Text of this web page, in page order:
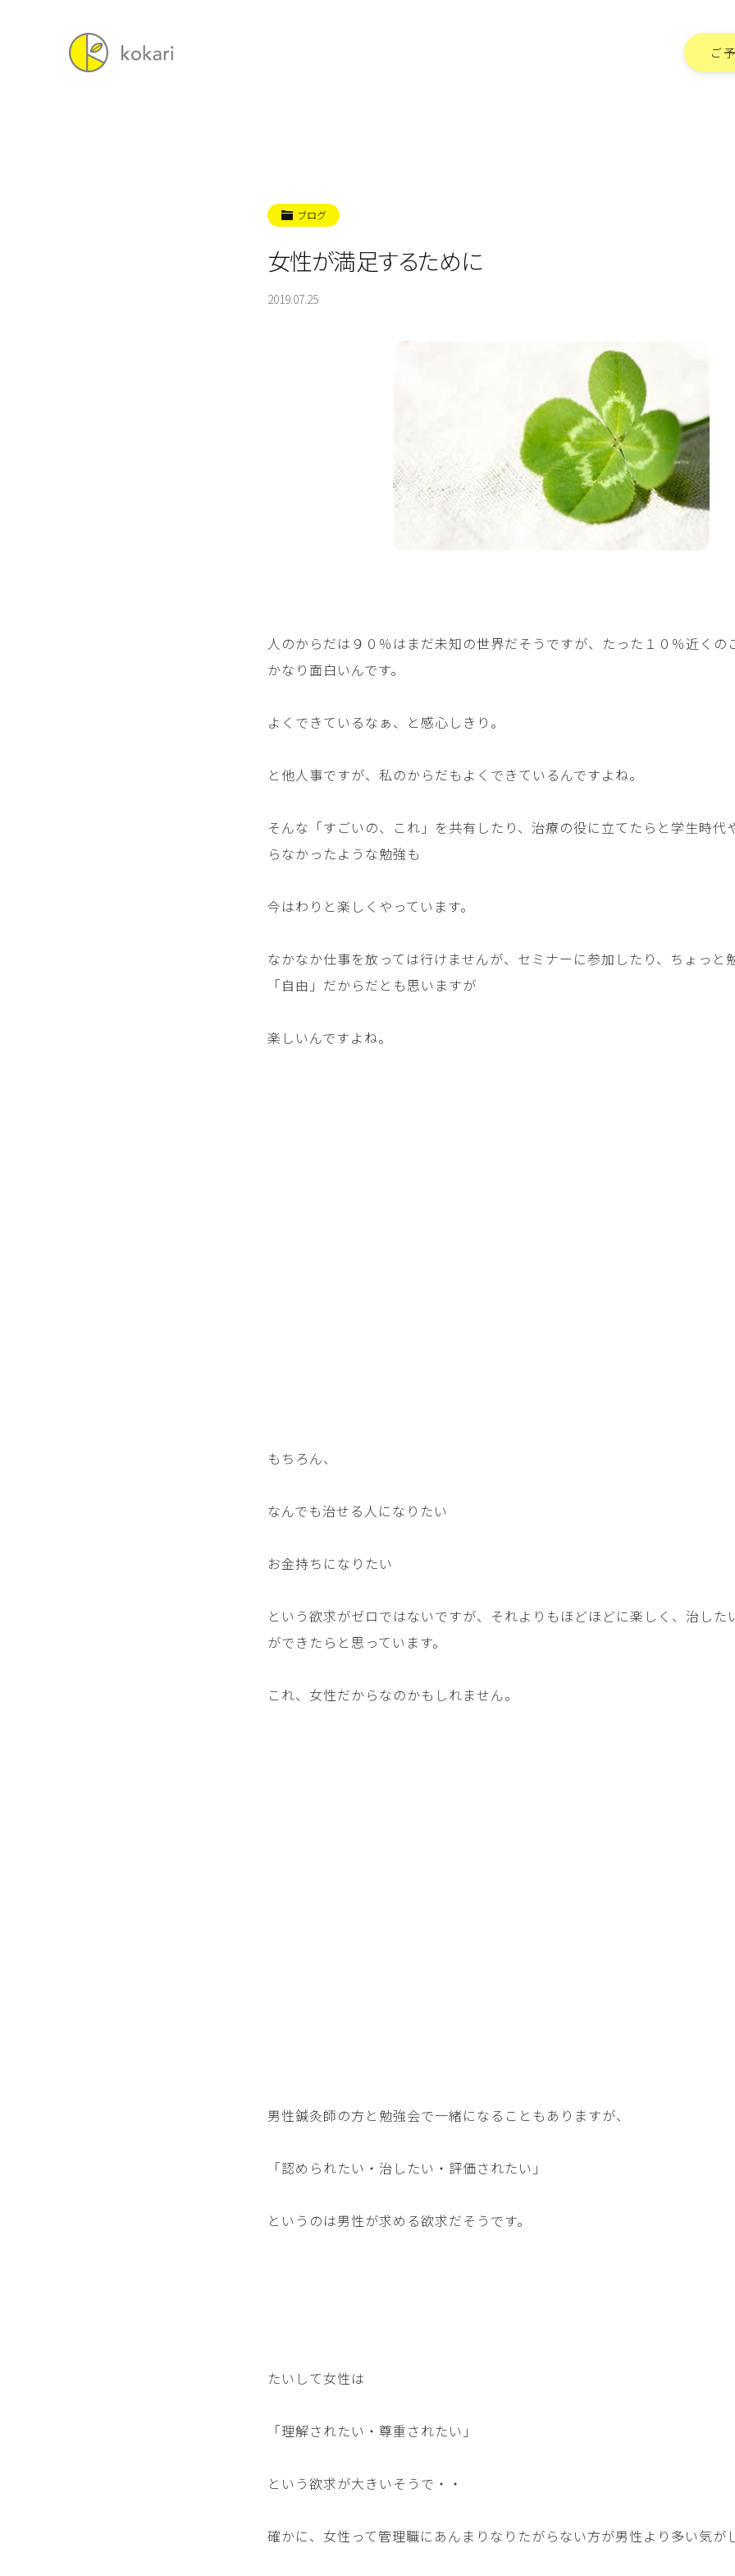
ご
ブログ
女性が満足するために
2019.07.25
人のからだは９０％はまだ未知の世界だそうですが、たった１０％近くの
かなり面白いんです。
よくできているなぁ、と感心しきり。
と他人事ですが、私のからだもよくできているんですよね。
そんな「すごいの、これ」を共有したり、治療の役に立てたらと学生時代
らなかったような勉強も
今はわりと楽しくやっています。
なかなか仕事を放っては行けませんが、セミナーに参加したり、ちょっと
「自由」だからだとも思いますが
楽しいんですよね。
もちろん、
なんでも治せる人になりたい
お金持ちになりたい
という欲求がゼロではないですが、それよりもほどほどに楽しく、治した
ができたらと思っています。
これ、女性だからなのかもしれません。
男性鍼灸師の方と勉強会で一緒になることもありますが、
「認められたい・治したい・評価されたい」
というのは男性が求める欲求だそうです。
たいして女性は
「理解されたい・尊重されたい」
という欲求が大きいそうで・・
確かに、女性って管理職にあんまりなりたがらない方が男性より多い気が